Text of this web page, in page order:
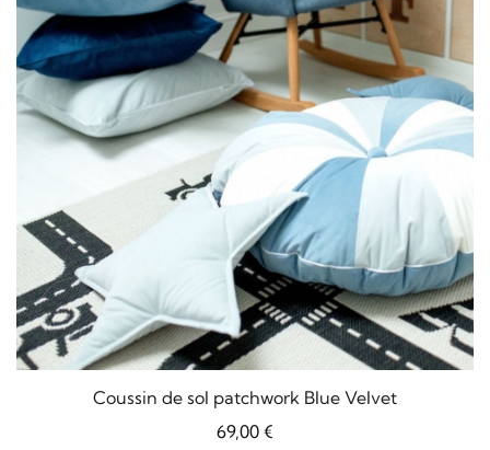
Coussin de sol patchwork Blue Velvet
69,00 €